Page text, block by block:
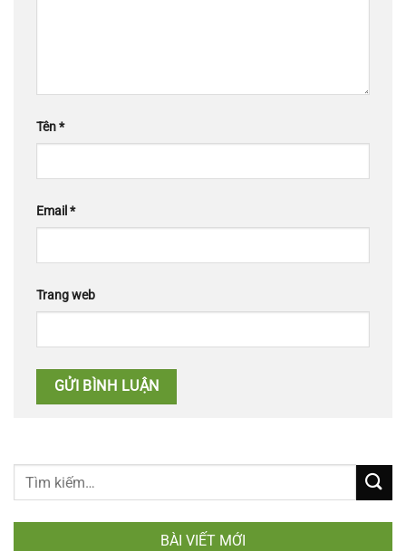
Tên*
Email *
Trang web
BÀI VIẾT MỚI